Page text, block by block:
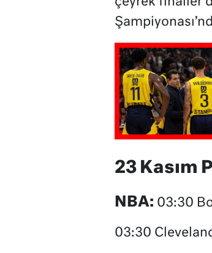
23 Kasım
NBA: 03:30
03:30